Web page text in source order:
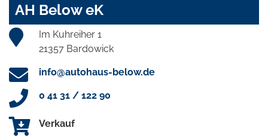
AH Below eK
Im Kuhreiher 1
21357 Bardowick
info@autohaus-below.de
0 41 31 / 122 90
Verkauf